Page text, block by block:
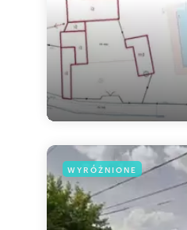
WYRÓŻNIONE